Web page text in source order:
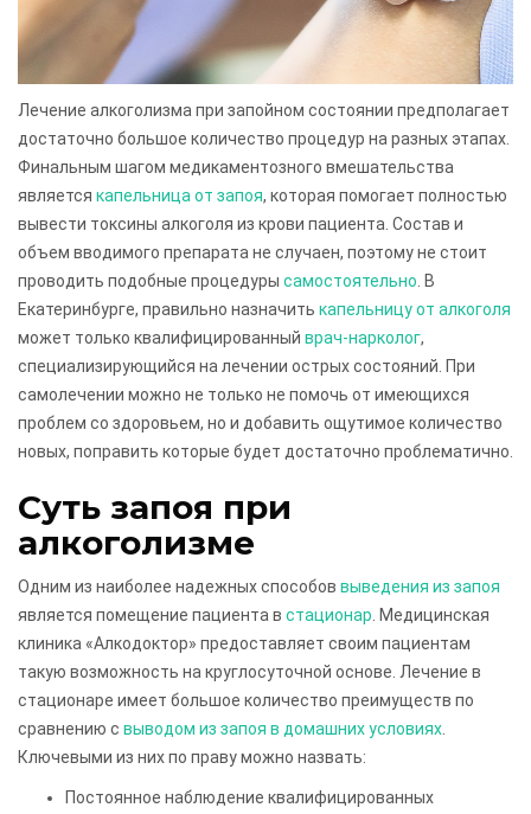
Лечение алкоголизма при запойном состоянии предполагает
достаточно большое количество процедур на разных этапах.
Финальным шагом медикаментозного вмешательства
является капельница от запоя, которая помогает полностью
вывести токсины алкоголя из крови пациента. Состав и
объем вводимого препарата не случаен, поэтому не стоит
проводить подобные процедуры самостоятельно . В
Екатеринбурге, правильно назначить капельницу от алкоголя
может только квалифицированный врач-нарколог,
специализирующийся на лечении острых состояний. При
самолечении можно не только не помочь от имеющихся
проблем со здоровьем, но и добавить ощутимое количество
новых, поправить которые будет достаточно проблематично.
Суть запоя при
алкоголизме
Одним из наиболее надежных способов выведения из запоя
является помещение пациента в стационар . Медицинская
клиника «Алкодоктор» предоставляет своим пациентам
такую возможность на круглосуточной основе. Лечение в
стационаре имеет большое количество преимуществ по
сравнению с выводом из запоя в домашних условиях
Ключевыми из них по праву можно назвать:
Постоянное наблюдение квалифицированных